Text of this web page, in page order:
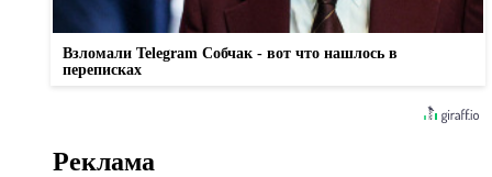
Взломали Telegram Собчак - вот что нашлось в
переписках
Реклама